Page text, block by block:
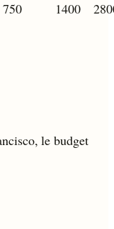
750 1400
le budget